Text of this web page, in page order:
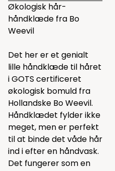
Økologisk hår-
håndklæde fra Bo
Weevil
Det her er et genialt
lille håndklæde til håret
i GOTS certificeret
økologisk bomuld fra
Hollandske Bo Weevil.
Håndklædet fylder ikke
meget, men er perfekt
til at binde det våde hår
ind i efter en håndvask.
Det fungerer som en